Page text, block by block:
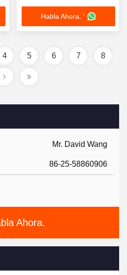
Mr. David Wang
86-25-58860906
Ahora.
cubrió el 100% ISO9001
impermeable
Habla Ahora. '
4 5 6 7 8